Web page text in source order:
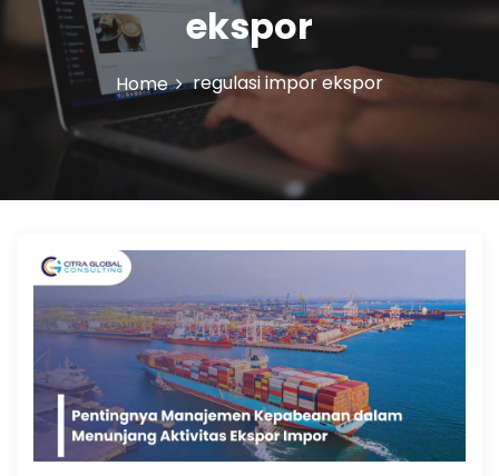
ekspor
Home regulasi impor ekspor